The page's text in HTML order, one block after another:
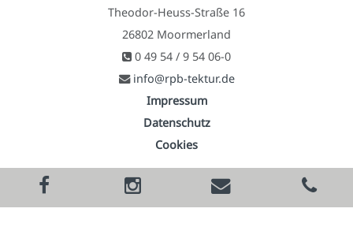
Theodor-Heuss-Straße 16
26802 Moormerland
0 49 54 / 9 54 06-0
info@rpb-tektur.de
Impressum
Datenschutz
Cookies